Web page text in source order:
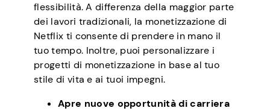
flessibilità. A differenza della maggior parte
dei lavori tradizionali, la monetizzazione di
Netflix ti consente di prendere in mano il
tuo tempo. Inoltre, puoi personalizzare i
progetti di monetizzazione in base al tuo
stile di vita e ai tuoi impegni.
Apre nuove opportunità di carriera